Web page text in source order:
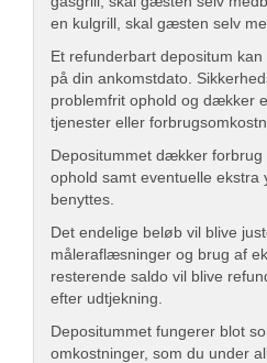
en kulgrill, skal gæsten selv
Et refunderbart depositum
på din ankomstdato.
problemfrit ophold og dækker
tjenester eller
Depositummet dækker
ophold samt eventuelle ekstra
benyttes.
Det endelige beløb vil blive
måleraflæsninger og brug af
resterende saldo vil blive
efter udtjekning.
Depositummet fungerer blot
omkostninger, som du under